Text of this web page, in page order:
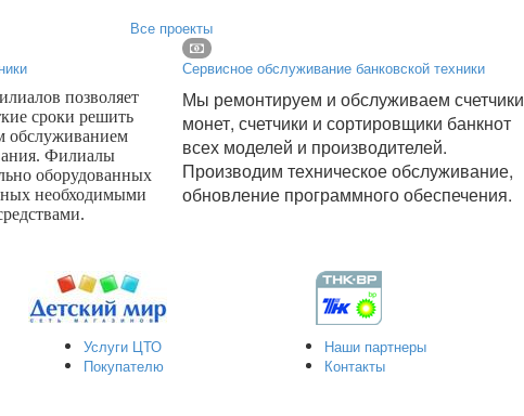
Все проекты
позволяет
сроки решить
обслуживанием
Филиалы
оборудованных
необходимыми
Сервисное обслуживание банковской техники
Мы ремонтируем и обслуживаем счетчики
монет, счетчики и сортировщики банкнот
всех моделей и производителей.
Производим техническое обслуживание,
обновление программного обеспечения.
Услуги ЦТО
Наши партнеры
Покупателю Контакты